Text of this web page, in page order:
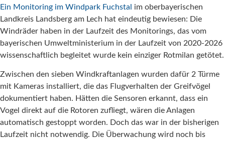
Ein Monitoring im Windpark Fuchstal
im oberbayerischen
Landkreis Landsberg am Lech hat eindeutig bewiesen: Die
Windräder haben in der Laufzeit des Monitorings, das vom
bayerischen Umweltministerium in der Laufzeit von 2020-2026
wissenschaftlich begleitet wurde kein einziger Rotmilan getötet.
Zwischen den sieben Windkraftanlagen wurden dafür 2 Türme
mit Kameras installiert, die das Flugverhalten der Greifvögel
dokumentiert haben. Hätten die Sensoren erkannt, dass ein
Vogel direkt auf die Rotoren zufliegt, wären die Anlagen
automatisch gestoppt worden. Doch das war in der bisherigen
Laufzeit nicht notwendig. Die Überwachung wird noch bis